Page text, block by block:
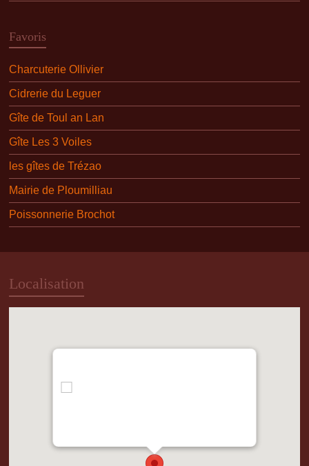
Favoris
Charcuterie Ollivier
Cidrerie du Leguer
Gîte de Toul an Lan
Gîte Les 3 Voiles
les gîtes de Trézao
Mairie de Ploumilliau
Poissonnerie Brochot
Localisation